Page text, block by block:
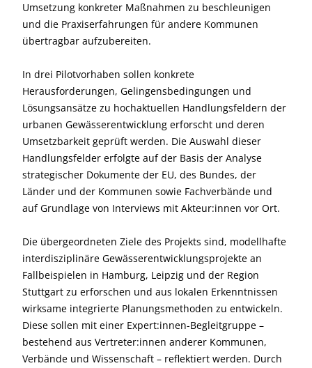
Umsetzung konkreter Maßnahmen zu beschleunigen
und die Praxiserfahrungen für andere Kommunen
übertragbar aufzubereiten.
In drei Pilotvorhaben sollen konkrete
Herausforderungen, Gelingensbedingungen und
Lösungsansätze zu hochaktuellen Handlungsfeldern der
urbanen Gewässerentwicklung erforscht und deren
Umsetzbarkeit geprüft werden. Die Auswahl dieser
Handlungsfelder erfolgte auf der Basis der Analyse
strategischer Dokumente der EU, des Bundes, der
Länder und der Kommunen sowie Fachverbände und
auf Grundlage von Interviews mit Akteur:innen vor Ort.
Die übergeordneten Ziele des Projekts sind, modellhafte
interdisziplinäre Gewässerentwicklungsprojekte an
Fallbeispielen in Hamburg, Leipzig und der Region
Stuttgart zu erforschen und aus lokalen Erkenntnissen
wirksame integrierte Planungsmethoden zu entwickeln.
Diese sollen mit einer Expert:innen-Begleitgruppe –
bestehend aus Vertreter:innen anderer Kommunen,
Verbände und Wissenschaft – reflektiert werden. Durch